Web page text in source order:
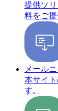
提供ソ
料をご提
メール
本サイ
す。